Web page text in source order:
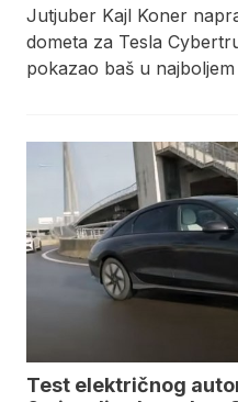
Jutjuber Kajl Koner
dometa za Tesla
pokazao baš u
Test električnog